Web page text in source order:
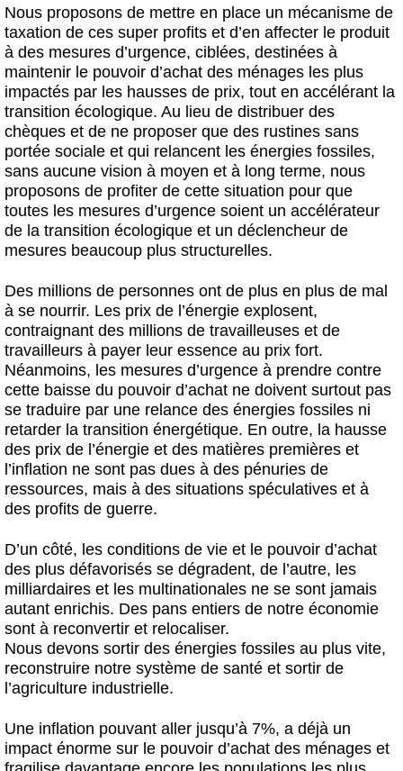
Nous proposons de mettre en place un mécanisme de
taxation de ces super profits et d’en affecter le produit
à des mesures d’urgence, ciblées, destinées à
maintenir le pouvoir d’achat des ménages les plus
impactés par les hausses de prix, tout en accélérant la
transition écologique. Au lieu de distribuer des
chèques et de ne proposer que des rustines sans
portée sociale et qui relancent les énergies fossiles,
sans aucune vision à moyen et à long terme, nous
proposons de profiter de cette situation pour que
toutes les mesures d’urgence soient un accélérateur
de la transition écologique et un déclencheur de
mesures beaucoup plus structurelles.
Des millions de personnes ont de plus en plus de mal
à se nourrir. Les prix de l’énergie explosent,
contraignant des millions de travailleuses et de
travailleurs à payer leur essence au prix fort.
Néanmoins, les mesures d’urgence à prendre contre
cette baisse du pouvoir d’achat ne doivent surtout pas
se traduire par une relance des énergies fossiles ni
retarder la transition énergétique. En outre, la hausse
des prix de l’énergie et des matières premières et
l’inflation ne sont pas dues à des pénuries de
ressources, mais à des situations spéculatives et à
des profits de guerre.
D’un côté, les conditions de vie et le pouvoir d’achat
des plus défavorisés se dégradent, de l’autre, les
milliardaires et les multinationales ne se sont jamais
autant enrichis. Des pans entiers de notre économie
sont à reconvertir et relocaliser.
Nous devons sortir des énergies fossiles au plus vite,
reconstruire notre système de santé et sortir de
l’agriculture industrielle.
Une inflation pouvant aller jusqu’à 7%, a déjà un
impact énorme sur le pouvoir d’achat des ménages et